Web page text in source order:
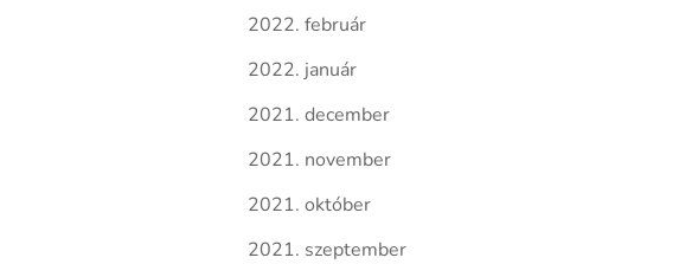
2022. február
2022. január
2021. december
2021. november
2021. október
2021. szeptember